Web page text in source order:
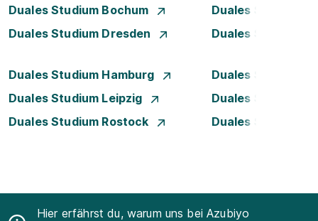
Duales Studium Bochum
Duales Studium
Duales Studium Dresden
Duales Studium
Duales Studium Hamburg
Duales Studium
Duales Studium Leipzig
Duales Studium
Duales Studium Rostock
Duales Studium
Hier erfährst du, warum uns bei Azubiyo